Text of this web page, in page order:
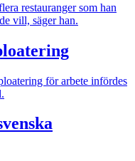
restauranger som han
vill, säger han.
för arbete infördes